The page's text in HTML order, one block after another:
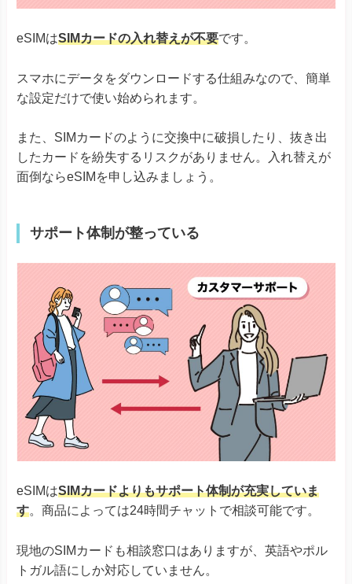
eSIMはSIMカードの入れ替えが不要です。
スマホにデータをダウンロードする仕組みなので、簡単
な設定だけで使い始められます。
また、SIMカードのように交換中に破損したり、抜き出
したカードを紛失するリスクがありません。入れ替えが
面倒ならeSIMを申し込みましょう。
サポート体制が整っている
eSIMはSIMカードよりもサポート体制が充実していま
す。商品によっては24時間チャットで相談可能です。
現地のSIMカードも相談窓口はありますが、英語やポル
トガル語にしか対応していません。